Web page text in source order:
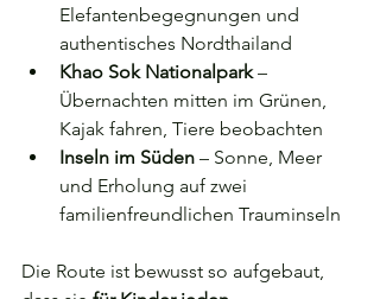
Elefantenbegegnungen und
authentisches Nordthailand
Khao Sok Nationalpark –
Übernachten mitten im Grünen,
Kajak fahren, Tiere beobachten
Inseln im Süden – Sonne, Meer
und Erholung auf zwei
familienfreundlichen Trauminseln
Die Route ist bewusst so aufgebaut,